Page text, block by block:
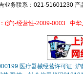
业务联系：021-51601230
(沪)-经营性-2009-0003 中华
医疗器械经营许可证: